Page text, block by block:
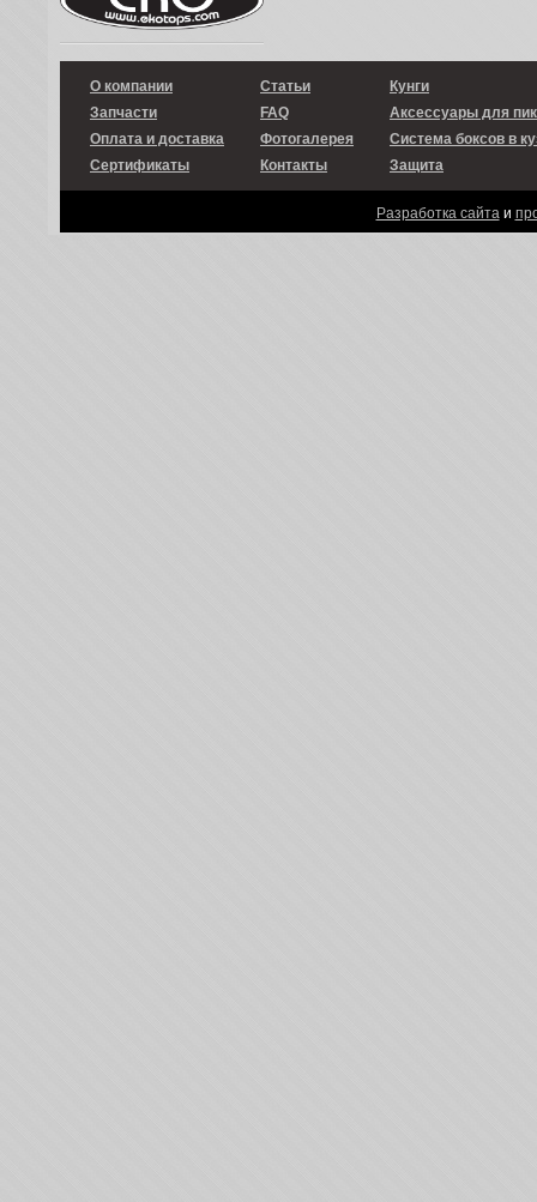
О компании
Запчасти
Оплата и доставка
Сертификаты
Статьи
FAQ
Фотогалерея
Контакты
Кунги
Аксессуары для
Система боксов в
Защита
Разработка сайтаи